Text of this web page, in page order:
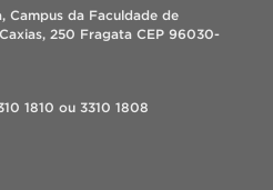
Campus da Faculdade de
250 Fragata CEP 96030-
1810 ou 3310 1808